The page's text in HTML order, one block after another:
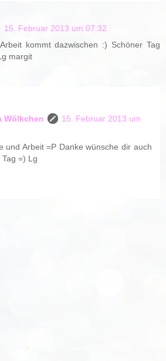
15. Februar 2013 um 07:32
kommt dazwischen :) Schöner Tag
margit
Wölkchen
15. Februar 2013 um
und Arbeit =P Danke wünsche dir auch
=) Lg